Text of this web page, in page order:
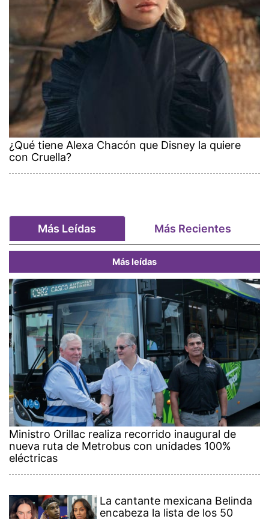
¿Qué tiene Alexa Chacón que Disney la quiere
con Cruella?
Más Leídas Más Recientes
Más leídas
Ministro Orillac realiza recorrido inaugural de
nueva ruta de Metrobus con unidades 100%
eléctricas
La cantante mexicana Belinda
encabeza la lista de los 50